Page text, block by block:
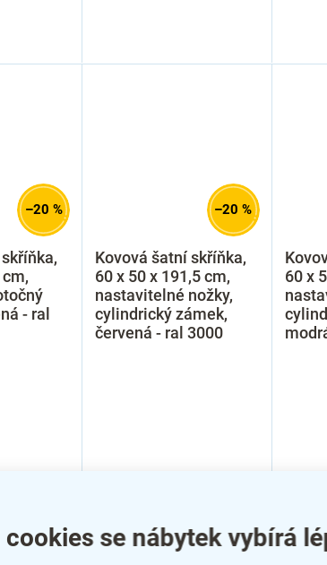
cookies se nábytek vybírá
–20 %
- ral
–20 %
Kovová šatní skříňka,
60 x 50 x 191,5 cm,
nastavitelné nožky,
cylindrický zámek,
červená - ral 3000
60 x